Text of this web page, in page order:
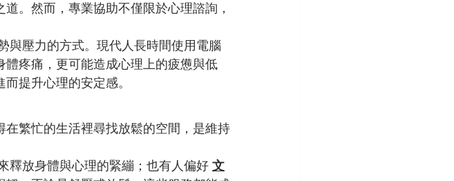
。然而，專業協助不僅限於心理諮詢，
與壓力的方式。現代人長時間使用電腦
疼痛，更可能造成心理上的疲憊與低
提升心理的安定感。
繁忙的生活裡尋找放鬆的空間，是維持
釋放身體與心理的緊繃；也有人偏好 文